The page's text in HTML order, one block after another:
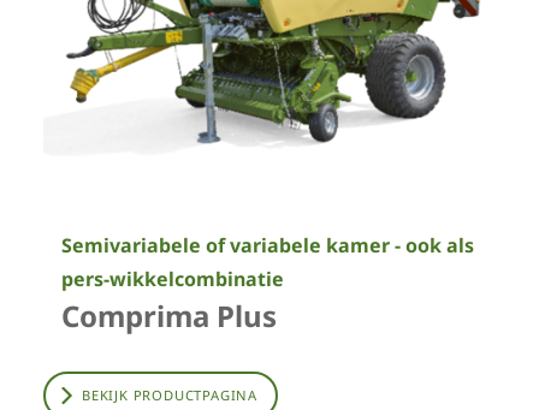
Semivariabele of variabele kamer - ook als
pers-wikkelcombinatie
Comprima Plus
BEKIJK PRODUCTPAGINA